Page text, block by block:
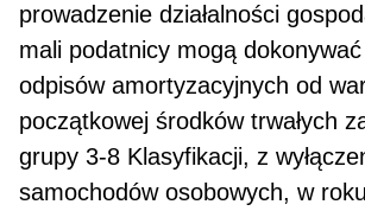
prowadzenie dzia­łalności
mali podatnicy mogą
odpisów amortyzacyjnych od
początkowej środków trwałych
grupy 3-8 Klasyfikacji, z
samochodów oso­bowych, w roku